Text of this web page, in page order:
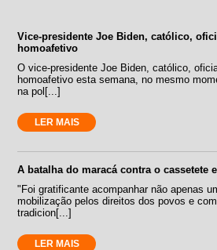
Vice-presidente Joe Biden, católico,
homoafetivo
O vice-presidente Joe Biden, católico,
homoafetivo esta semana, no mesmo
na pol[...]
LER MAIS
A batalha do maracá contra o cassetete
"Foi gratificante acompanhar não apenas
mobilização pelos direitos dos povos e
tradicion[...]
LER MAIS